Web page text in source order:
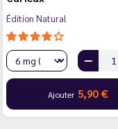
Édition Natural
Ajouter 5,90 €